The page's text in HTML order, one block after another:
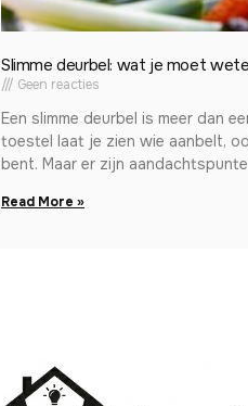
Slimme deurbel: wat je moet
Geen reacties
Een slimme deurbel is meer dan
toestel laat je zien wie aanbelt,
bent. Maar er zijn
Read More »